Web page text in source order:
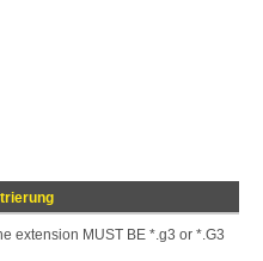
extension MUST BE *.g3 or *.G3